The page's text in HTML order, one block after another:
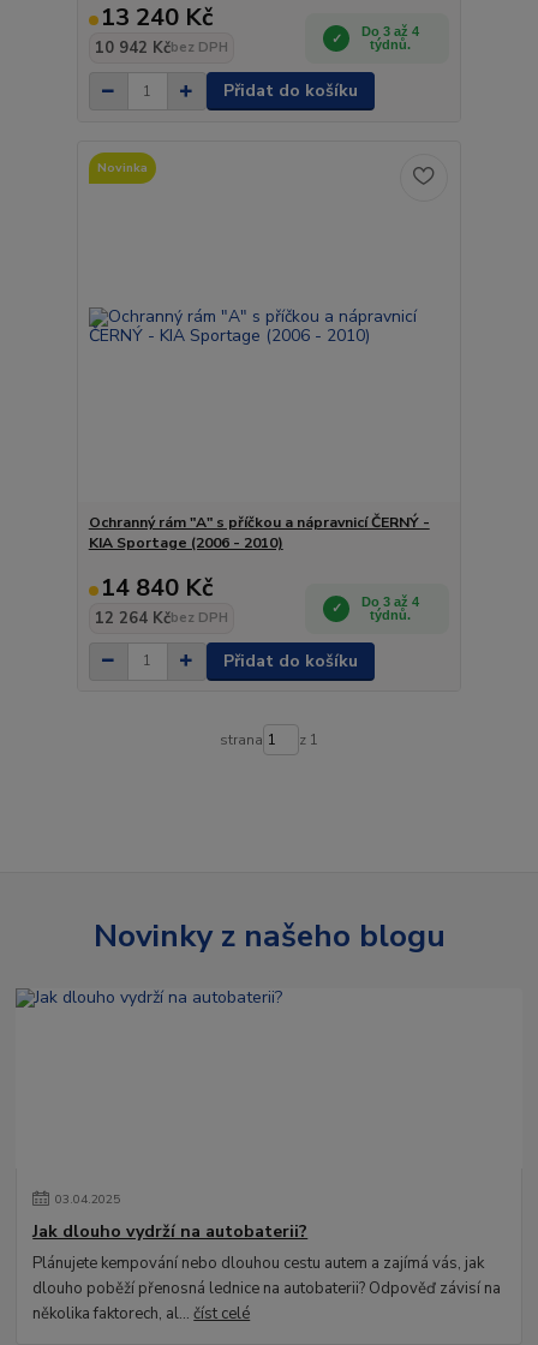
13 240 Kč
10 942 Kčbez DPH
Do 3 až 4
týdnů.
Přidat do košíku
Novinka
Ochranný rám "A" s příčkou a nápravnicí ČERNÝ -
KIA Sportage (2006 - 2010)
14 840 Kč
12 264 Kčbez DPH
Do 3 až 4
týdnů.
Přidat do košíku
strana z 1
Novinky z našeho blogu
03.04.2025
Jak dlouho vydrží na autobaterii?
Plánujete kempování nebo dlouhou cestu autem a zajímá vás, jak
dlouho poběží přenosná lednice na autobaterii? Odpověď závisí na
několika faktorech, al...číst celé